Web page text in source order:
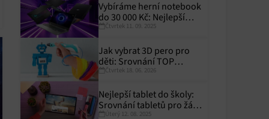
Vybíráme herní notebook
do 30 000 Kč: Nejlepší
modely pro rok 2025
Čtvrtek 11. 09. 2025
Jak vybrat 3D pero pro
děti: Srovnání TOP
modelů
Čtvrtek 18. 06. 2026
Nejlepší tablet do školy:
Srovnání tabletů pro žáky
a studenty
Úterý 12. 08. 2025